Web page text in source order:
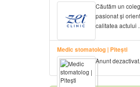
Căutăm un
pasionat și
calitatea actului
Medic stomatolog | Pitești
Anunt